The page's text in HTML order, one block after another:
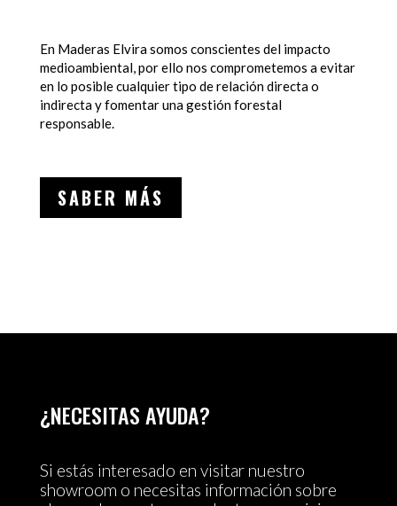
En Maderas Elvira somos conscientes del impacto
medioambiental, por ello nos comprometemos a evitar
en lo posible cualquier tipo de relación directa o
indirecta y fomentar una gestión forestal
responsable.
SABER MÁS
¿NECESITAS AYUDA?
Si estás interesado en visitar nuestro
showroom o necesitas información sobre